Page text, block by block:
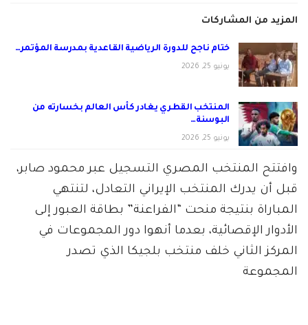
المزيد من المشاركات
ختام ناجح للدورة الرياضية القاعدية بمدرسة المؤتمر…
يونيو 25, 2026
المنتخب القطري يغادر كأس العالم بخسارته من
البوسنة…
يونيو 25, 2026
وافتتح المنتخب المصري التسجيل عبر محمود صابر،
قبل أن يدرك المنتخب الإيراني التعادل، لتنتهي
المباراة بنتيجة منحت “الفراعنة” بطاقة العبور إلى
الأدوار الإقصائية، بعدما أنهوا دور المجموعات في
المركز الثاني خلف منتخب بلجيكا الذي تصدر
المجموعة